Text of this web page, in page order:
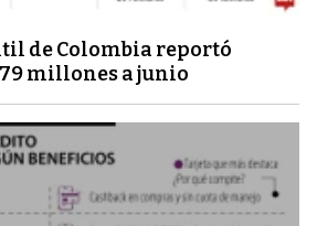
de Colombia reportó
millones a junio